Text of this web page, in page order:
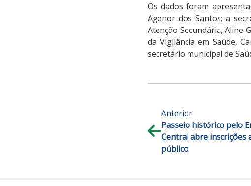
Os dados foram
Agenor dos Santos; a
Atenção Secundária, Aline
da Vigilância em Saúde,
secretário municipal de
Anterior
Passeio histórico pelo
Central abre inscrições
público